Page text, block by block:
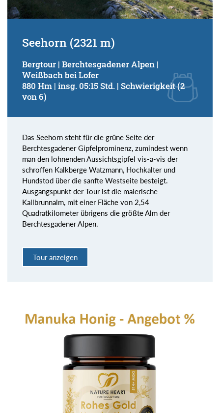
Seehorn (2321 m)
Bergtour | Berchtesgadener Alpen |
Weißbach bei Lofer
880 Hm | insg. 05:15 Std. | Schwierigkeit (2
von 6)
Das Seehorn steht für die grüne Seite der
Berchtesgadener Gipfelprominenz, zumindest wenn
man den lohnenden Aussichtsgipfel vis-a-vis der
schroffen Kalkberge Watzmann, Hochkalter und
Hundstod über die sanfte Westseite besteigt.
Ausgangspunkt der Tour ist die malerische
Kallbrunnalm, mit einer Fläche von 2,54
Quadratkilometer übrigens die größte Alm der
Berchtesgadener Alpen.
Tour anzeigen